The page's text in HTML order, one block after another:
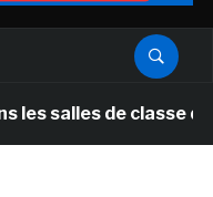
de classe des